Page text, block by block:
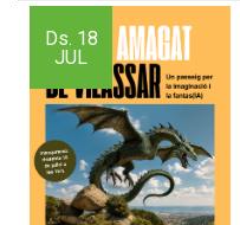
Ds. 18
JUL